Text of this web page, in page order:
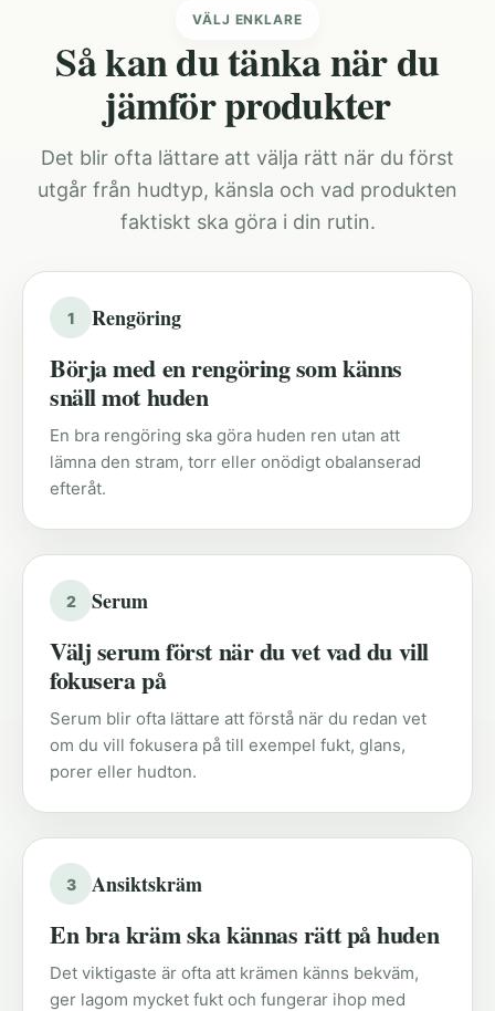
VÄLJ ENKLARE
Så kan du tänka när du
jämför produkter
Det blir ofta lättare att välja rätt när du först
utgår från hudtyp, känsla och vad produkten
faktiskt ska göra i din rutin.
1 Rengöring
Börja med en rengöring som känns
snäll mot huden
En bra rengöring ska göra huden ren utan att
lämna den stram, torr eller onödigt obalanserad
efteråt.
2 Serum
Välj serum först när du vet vad du vill
fokusera på
Serum blir ofta lättare att förstå när du redan vet
om du vill fokusera på till exempel fukt, glans,
porer eller hudton.
3 Ansiktskräm
En bra kräm ska kännas rätt på huden
Det viktigaste är ofta att krämen känns bekväm,
ger lagom mycket fukt och fungerar ihop med